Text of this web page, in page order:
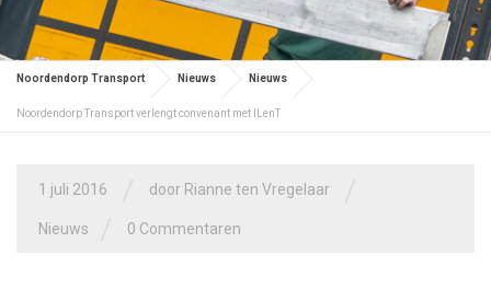
Noordendorp Transport Nieuws Nieuws
Noordendorp Transport verlengt convenant met ILenT
1 juli 2016 door Rianne ten Vregelaar
Nieuws 0 Commentaren